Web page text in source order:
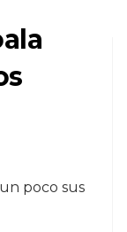
poco sus